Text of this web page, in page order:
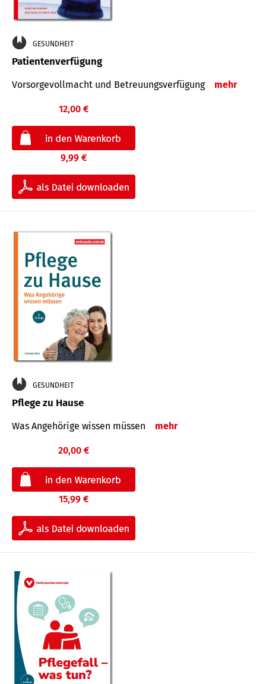
GESUNDHEIT
Patientenverfügung
Vorsorgevollmacht und Betreuungsverfügung mehr
12,00 €
9,99 €
GESUNDHEIT
Pflege zu Hause
Was Angehörige wissen müssen mehr
20,00 €
15,99 €